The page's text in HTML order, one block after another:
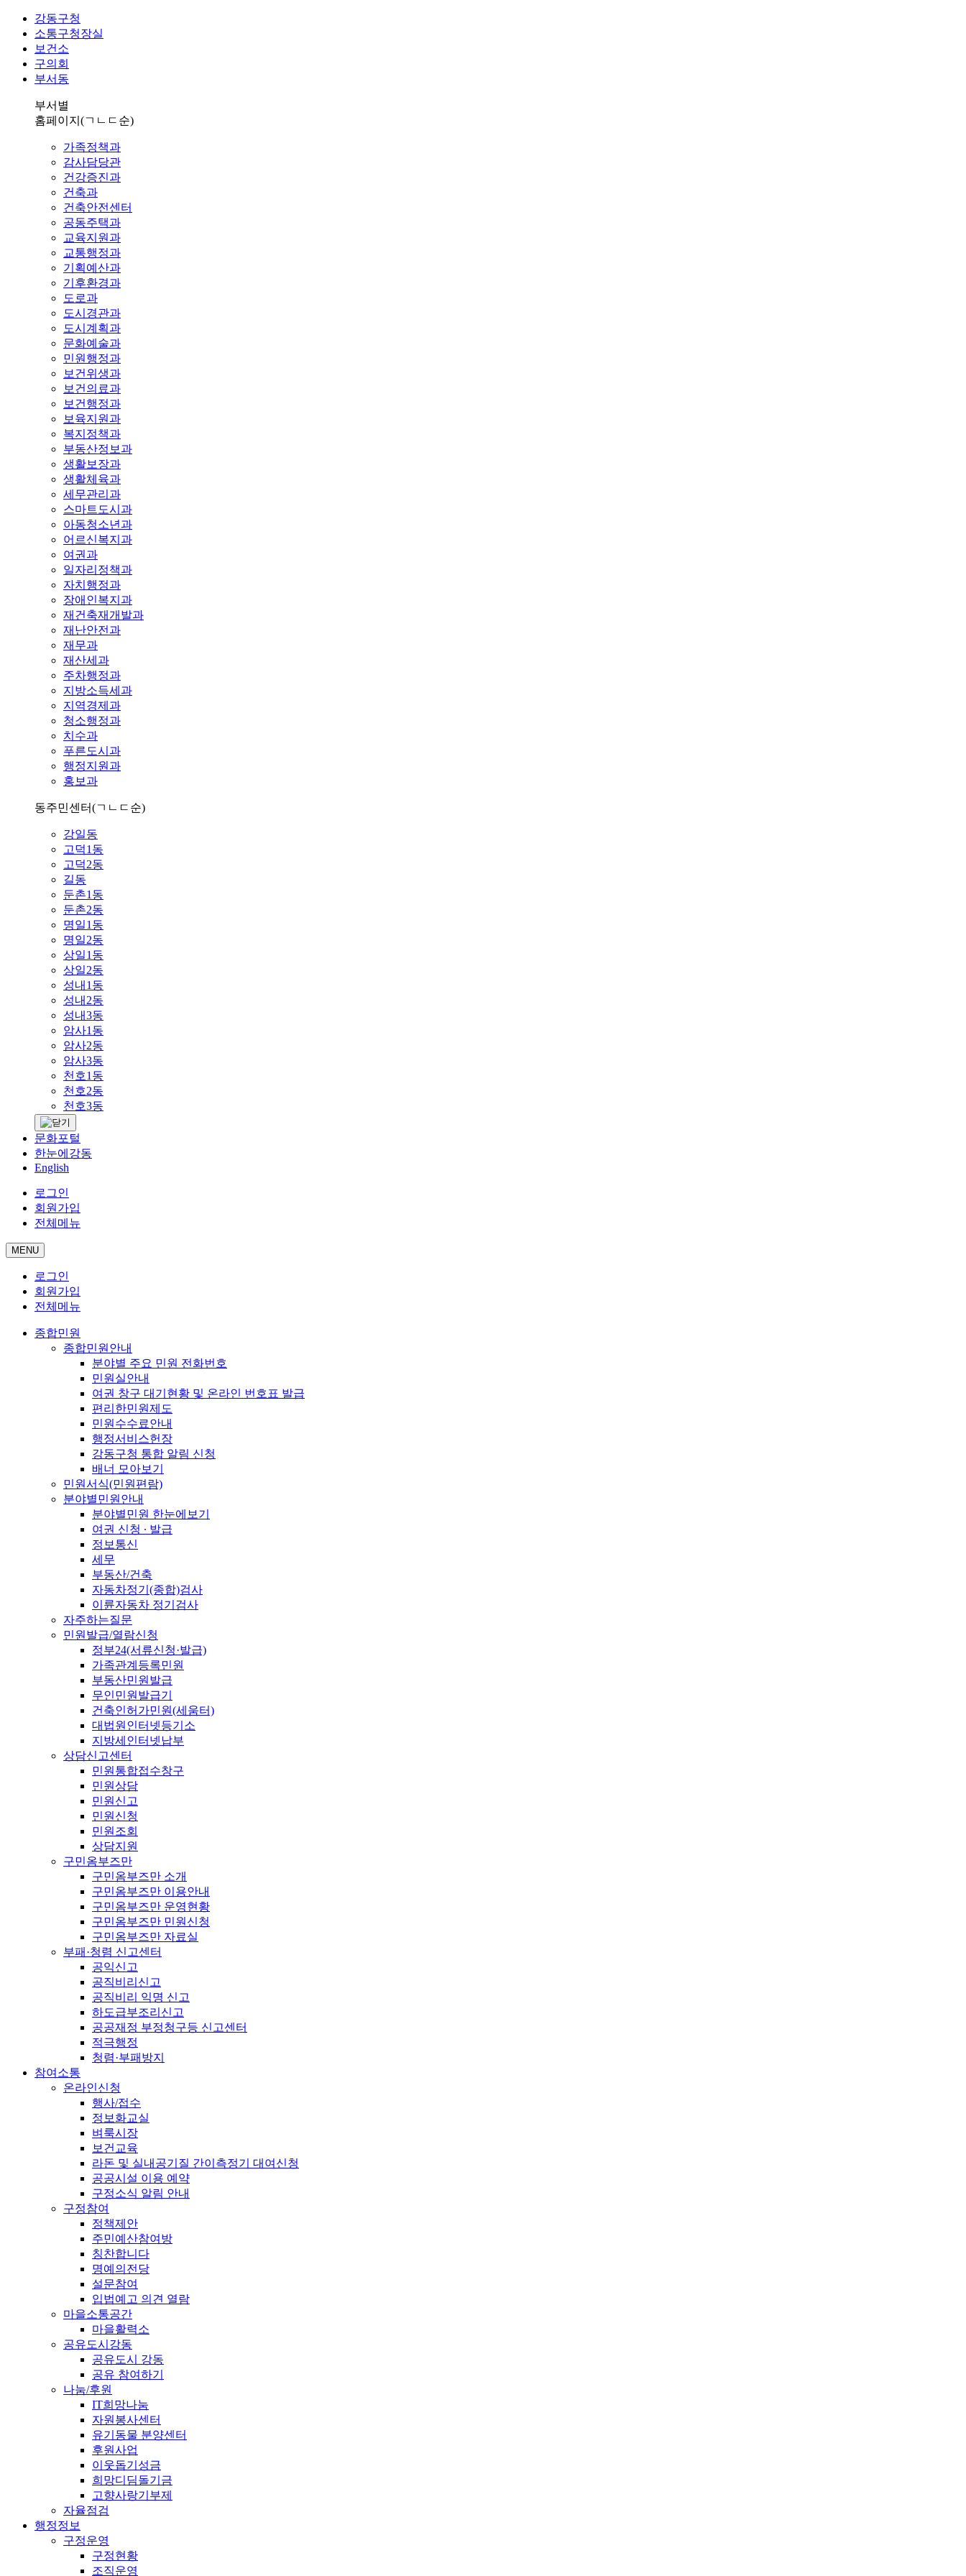
강동구청
소통구청장실
보건소
구의회
부서동
부서별
홈페이지 (ㄱㄴㄷ순)
가족정책과
감사담당관
건강증진과
건축과
건축안전센터
공동주택과
교육지원과
교통행정과
기획예산과
기후환경과
도로과
도시경관과
도시계획과
문화예술과
민원행정과
보건위생과
보건의료과
보건행정과
보육지원과
복지정책과
부동산정보과
생활보장과
생활체육과
세무관리과
스마트도시과
아동청소년과
어르신복지과
여권과
일자리정책과
자치행정과
장애인복지과
재건축재개발과
재난안전과
재무과
재산세과
주차행정과
지방소득세과
지역경제과
청소행정과
치수과
푸른도시과
행정지원과
홍보과
동주민센터(ㄱㄴㄷ순)
강일동
고덕1동
고덕2동
길동
둔촌1동
둔촌2동
명일1동
명일2동
상일1동
상일2동
성내1동
성내2동
성내3동
암사1동
암사2동
암사3동
천호1동
천호2동
천호3동
문화포털
한눈에강동
English
로그인
회원가입
전체메뉴
MENU
로그인
회원가입
전체메뉴
종합민원
종합민원안내
분야별 주요 민원 전화번호
민원실안내
여권 창구 대기현황 및 온라인 번호표 발급
편리한민원제도
민원수수료안내
행정서비스헌장
강동구청 통합 알림 신청
배너 모아보기
민원서식(민원편람)
분야별민원안내
분야별민원 한눈에보기
여권 신청 ∙ 발급
정보통신
세무
부동산/건축
자동차정기(종합)검사
이륜자동차 정기검사
자주하는질문
민원발급/열람신청
정부24(서류신청·발급)
가족관계등록민원
부동산민원발급
무인민원발급기
건축인허가민원(세움터)
대법원인터넷등기소
지방세인터넷납부
상담신고센터
민원통합접수창구
민원상담
민원신고
민원신청
민원조회
상담지원
구민옴부즈만
구민옴부즈만 소개
구민옴부즈만 이용안내
구민옴부즈만 운영현황
구민옴부즈만 민원신청
구민옴부즈만 자료실
부패·청렴 신고센터
공익신고
공직비리신고
공직비리 익명 신고
하도급부조리신고
공공재정 부정청구등 신고센터
적극행정
청렴·부패방지
참여소통
온라인신청
행사/접수
정보화교실
벼룩시장
보건교육
라돈 및 실내공기질 간이측정기 대여신청
공공시설 이용 예약
구정소식 알림 안내
구정참여
정책제안
주민예산참여방
칭찬합니다
명예의전당
설문참여
입법예고 의견 열람
마을소통공간
마을활력소
공유도시강동
공유도시 강동
공유 참여하기
나눔/후원
IT희망나눔
자원봉사센터
유기동물 분양센터
후원사업
이웃돕기성금
희망디딤돌기금
고향사랑기부제
자율점검
행정정보
구정운영
구정현황
조직운영